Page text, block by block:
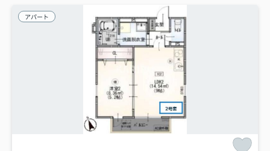
アパート